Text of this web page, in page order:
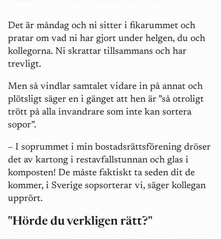
Det är måndag och ni sitter i fikarummet och
pratar om vad ni har gjort under helgen, du och
kollegorna. Ni skrattar tillsammans och har
trevligt.
Men så vindlar samtalet vidare in på annat och
plötsligt säger en i gänget att hen är ”så otroligt
trött på alla invandrare som inte kan sortera
sopor”.
– I soprummet i min bostadsrättsförening dröser
det av kartong i restavfallstunnan och glas i
komposten! De måste faktiskt ta seden dit de
kommer, i Sverige sopsorterar vi, säger kollegan
upprört.
"Hörde du verkligen rätt?"